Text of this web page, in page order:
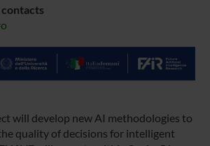
will develop new AI methodologies to
quality of decisions for intelligent